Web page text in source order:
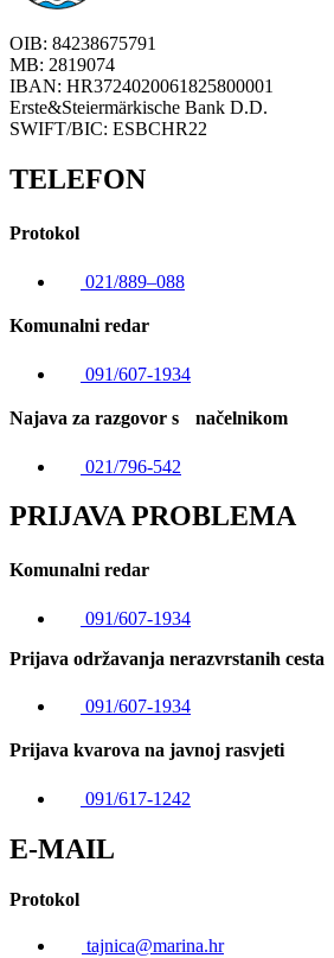
OIB: 84238675791
MB: 2819074
IBAN: HR3724020061825800001
Erste&Steiermärkische Bank D.D.
SWIFT/BIC: ESBCHR22
TELEFON
Protokol
021/889–088
Komunalni redar
091/607-1934
Najava za razgovor s načelnikom
021/796-542
PRIJAVA PROBLEMA
Komunalni redar
091/607-1934
Prijava održavanja nerazvrstanih cesta
091/607-1934
Prijava kvarova na javnoj rasvjeti
091/617-1242
E-MAIL
Protokol
tajnica@marina.hr